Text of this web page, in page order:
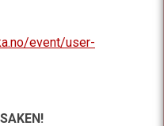
event/user-